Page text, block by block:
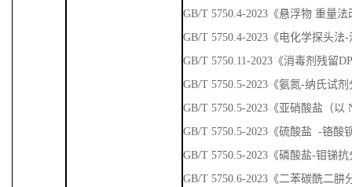
GB/T 5750.4-2023《悬浮物 重量法
GB/T 5750.4-2023《电化学探头法
GB/T 5750.11-2023《消毒剂残留
GB/T 5750.5-2023《氨氮-纳氏试
GB/T 5750.5-2023《亚硝酸盐（
GB/T 5750.5-2023《硫酸盐 -铬酸
GB/T 5750.5-2023《磷酸盐-钼锑
GB/T 5750.6-2023《二苯碳酰二